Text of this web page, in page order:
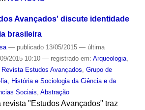
Avançados' discute identidade
brasileira
— publicado13/05/2015 — última
2015 10:10 — registrado em: Arqueologia,
Revista Estudos Avançados, Grupo de
História e Sociologia da Ciência e da
Sociais, Abstração
revista "Estudos Avançados" traz